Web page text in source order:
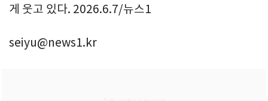
게 웃고 있다. 2026.6.7/뉴스1
seiyu@news1.kr